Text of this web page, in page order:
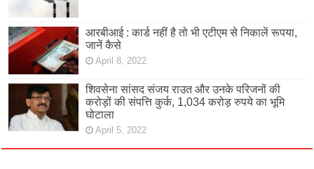
आरबीआई : कार्ड नहीं है तो भी एटीएम से निकालें रूपया,
जानें कैसे
April 8, 2022
शिवसेना सांसद संजय राउत और उनके परिजनों की
करोड़ों की संपत्ति कुर्क, 1,034 करोड़ रुपये का भूमि
घोटाला
April 5, 2022